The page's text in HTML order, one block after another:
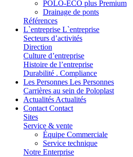
POLO-ECO plus Premium
Drainage de ponts
Références
L`entreprise L`entreprise
Secteurs d’activités
Direction
Culture d’entreprise
Histoire de l’entreprise
Durabilité . Compliance
Les Personnes Les Personnes
Carrières au sein de Poloplast
Actualités Actualités
Contact Contact
Sites
Service & vente
Équipe Commerciale
Service technique
Notre Enterprise